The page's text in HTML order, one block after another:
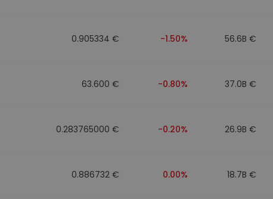
0.905334 € -1.50% 56.6B €
63.600 € -0.80% 37.0B €
0.283765000 € -0.20% 26.9B €
0.886732 € 0.00% 18.7B €